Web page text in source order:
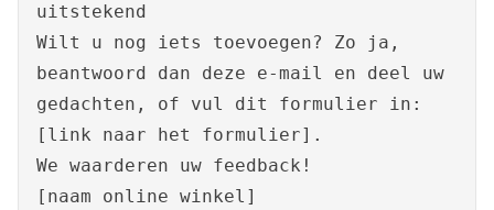
uitstekend
Wilt u nog iets toevoegen? Zo ja,
beantwoord dan deze e-mail en deel uw
gedachten, of vul dit formulier in:
[link naar het formulier].
We waarderen uw feedback!
[naam online winkel]